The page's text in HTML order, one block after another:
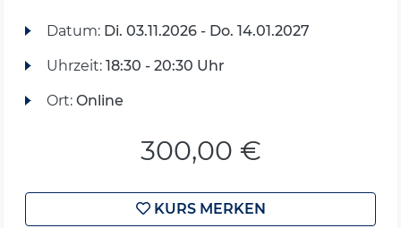
Datum: Di. 03.11.2026 - Do. 14.01.2027
Uhrzeit: 18:30 - 20:30 Uhr
Ort: Online
300,00 €
KURS MERKEN